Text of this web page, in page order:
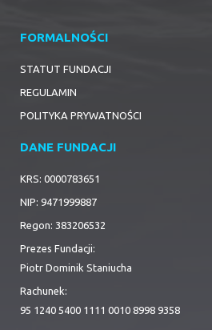
FORMALNOŚCI
STATUT FUNDACJI
REGULAMIN
POLITYKA PRYWATNOŚCI
DANE FUNDACJI
KRS: 0000783651
NIP: 9471999887
Regon: 383206532
Prezes Fundacji:
Piotr Dominik Staniucha
Rachunek:
95 1240 5400 1111 0010 8998 9358